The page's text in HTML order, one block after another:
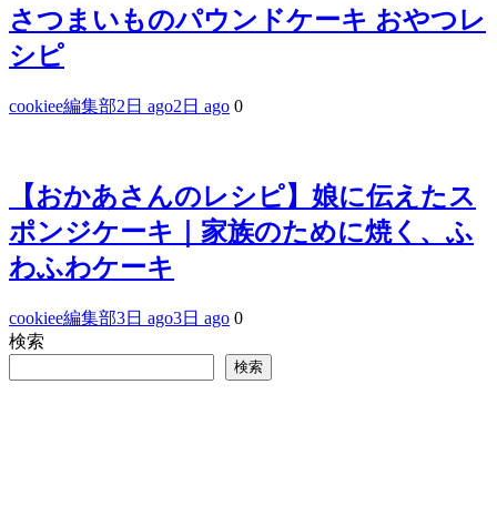
さつまいものパウンドケーキ おやつレ
シピ
cookiee編集部2日 ago2日 ago 0
【おかあさんのレシピ】娘に伝えたス
ポンジケーキ｜家族のために焼く、ふ
わふわケーキ
cookiee編集部3日 ago3日 ago 0
検索
検索